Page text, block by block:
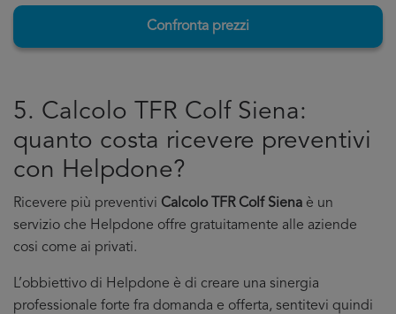
Confronta prezzi
5. Calcolo TFR Colf Siena:
quanto costa ricevere preventivi
con Helpdone?
Ricevere più preventivi Calcolo TFR Colf Siena è un
servizio che Helpdone offre gratuitamente alle aziende
cosi come ai privati.
L’obbiettivo di Helpdone è di creare una sinergia
professionale forte fra domanda e offerta, sentitevi quindi